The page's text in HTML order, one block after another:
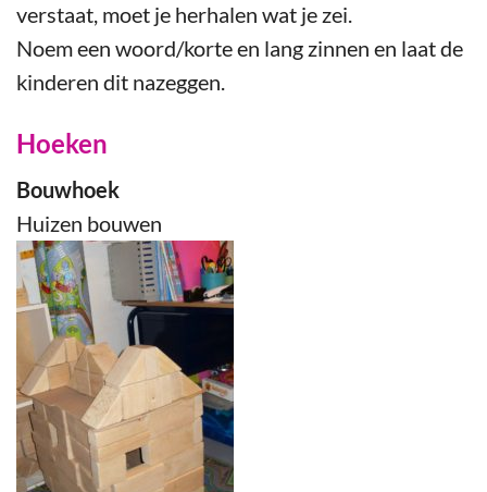
verstaat, moet je herhalen wat je zei.
Noem een woord/korte en lang zinnen en laat de
kinderen dit nazeggen.
Hoeken
Bouwhoek
Huizen bouwen